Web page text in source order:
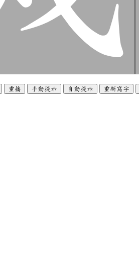
重播 手動提示 自動提示 重新寫字